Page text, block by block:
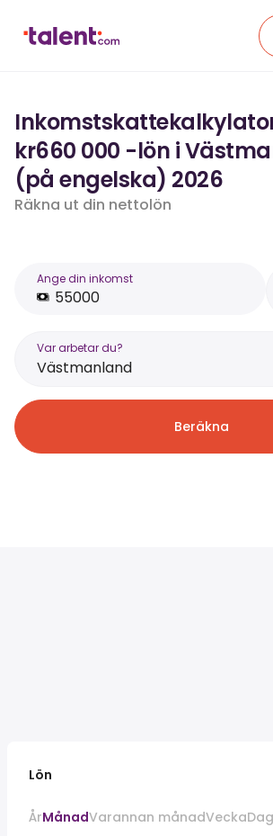
kr660 000 -lön i
(på engelska) 2026
Räkna ut din nettolön
Ange din inkomst
Var arbetar du?
Västmanland
Beräkna
Lön
ÅrMånadVarannan månadVeckaDag